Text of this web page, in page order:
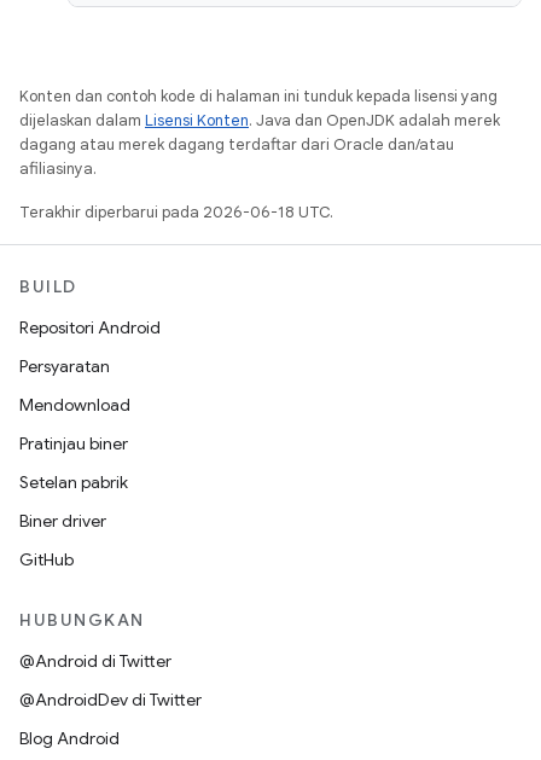
Konten dan contoh kode di halaman ini tunduk kepada lisensi yang
dijelaskan dalam Lisensi Konten. Java dan OpenJDK adalah merek
dagang atau merek dagang terdaftar dari Oracle dan/atau
afiliasinya.
Terakhir diperbarui pada 2026-06-18 UTC.
BUILD
Repositori Android
Persyaratan
Mendownload
Pratinjau biner
Setelan pabrik
Biner driver
GitHub
HUBUNGKAN
@Android di Twitter
@AndroidDev di Twitter
Blog Android